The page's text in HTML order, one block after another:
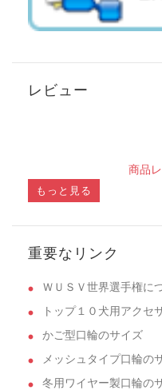
レビュー
商品
もっと見る
重要なリンク
ＷＵＳＶ世界選手権に
トップ１０犬用アクセ
かご型口輪のサイズ
メッシュタイプ口輪の
冬用ワイヤー製口輪の